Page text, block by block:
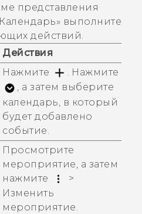
представления
Календарь» выполните
действий.
Действия
Нажмите
. Нажмите
, а затем выберите
календарь, в который
будет добавлено
событие.
Просмотрите
мероприятие, а затем
нажмите
>
Изменить
мероприятие.